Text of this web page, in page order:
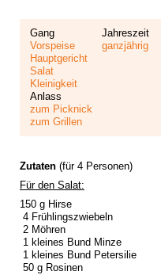
Gang
Vorspeise
Hauptgericht
Salat
Kleinigkeit
Jahreszeit
ganzjährig
Anlass
zum Picknick
zum Grillen
Zutaten (für 4 Personen)
Für den Salat:
150 g Hirse
4 Frühlingszwiebeln
2 Möhren
1 kleines Bund Minze
1 kleines Bund Petersilie
50 g Rosinen